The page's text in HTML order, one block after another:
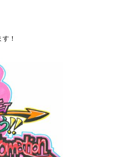
！